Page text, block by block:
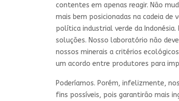
contentes em apenas reagir. Não
mais bem posicionadas na cadeia
política industrial verde da
soluções. Nosso laboratório não
nossos minerais a critérios
um acordo entre produtores para
Poderíamos. Porém, infelizmente,
fins possíveis, pois garantirão mais